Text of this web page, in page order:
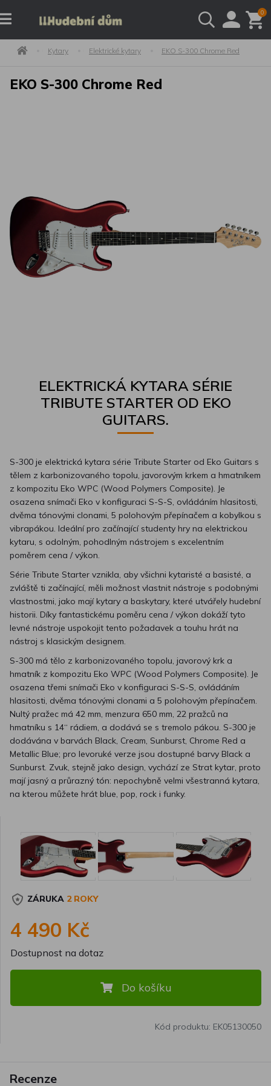
0
Kytary Elektrické kytary EKO S-300 Chrome Red
EKO S-300 Chrome Red
ELEKTRICKÁ KYTARA SÉRIE
TRIBUTE STARTER OD EKO
GUITARS.
S-300 je elektrická kytara série Tribute Starter od Eko Guitars s
tělem z karbonizovaného topolu, javorovým krkem a hmatníkem
z kompozitu Eko WPC (Wood Polymers Composite). Je
osazena snímači Eko v konfiguraci S-S-S, ovládáním hlasitosti,
dvěma tónovými clonami, 5 polohovým přepínačem a kobylkou s
vibrapákou. Ideální pro začínající studenty hry na elektrickou
kytaru, s odolným, pohodlným nástrojem s excelentním
poměrem cena / výkon.
Série Tribute Starter vznikla, aby všichni kytaristé a basisté, a
zvláště ti začínající, měli možnost vlastnit nástroje s podobnými
vlastnostmi, jako mají kytary a baskytary, které utvářely hudební
historii. Díky fantastickému poměru cena / výkon dokáží tyto
levné nástroje uspokojit tento požadavek a touhu hrát na
nástroj s klasickým designem.
S-300 má tělo z karbonizovaného topolu, javorový krk a
hmatník z kompozitu Eko WPC (Wood Polymers Composite). Je
osazena třemi snímači Eko v konfiguraci S-S-S, ovládáním
hlasitosti, dvěma tónovými clonami a 5 polohovým přepínačem.
Nultý pražec má 42 mm, menzura 650 mm, 22 pražců na
hmatníku s 14“ rádiem, a dodává se s tremolo pákou. S-300 je
dodávána v barvách Black, Cream, Sunburst, Chrome Red a
Metallic Blue; pro levoruké verze jsou dostupné barvy Black a
Sunburst. Zvuk, stejně jako design, vychází ze Strat kytar, proto
mají jasný a průrazný tón: nepochybně velmi všestranná kytara,
na kterou můžete hrát blue, pop, rock i funky.
ZÁRUKA 2 ROKY
4 490 Kč
Dostupnost na dotaz
Do košíku
Kód produktu: EK05130050
Recenze